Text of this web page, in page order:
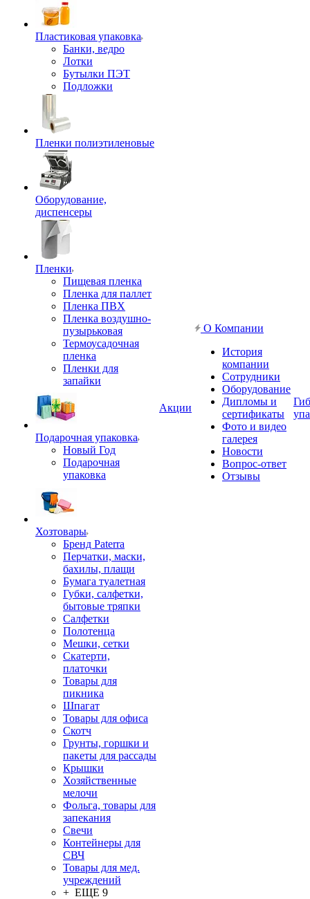
Пластиковая упаковка
Банки, ведро
Лотки
Бутылки ПЭТ
Подложки
Пленки полиэтиленовые
Оборудование,
диспенсеры
Пленки
Пищевая пленка
Пленка для паллет
Пленка ПВХ
Пленка воздушно-
пузырьковая
Термоусадочная
пленка
Пленки для
запайки
Подарочная упаковка
Новый Год
Подарочная
упаковка
Хозтовары
Бренд Paterra
Перчатки, маски,
бахилы, плащи
Бумага туалетная
Губки, салфетки,
бытовые тряпки
Салфетки
Полотенца
Мешки, сетки
Скатерти,
платочки
Товары для
пикника
Шпагат
Товары для офиса
Скотч
Грунты, горшки и
пакеты для рассады
Крышки
Хозяйственные
мелочи
Фольга, товары для
запекания
Свечи
Контейнеры для
СВЧ
Товары для мед.
учреждений
+ ЕЩЕ 9
Акции
О Компании
История
компании
Сотрудники
Оборудование
Дипломы и
сертификаты
Фото и видео
галерея
Новости
Вопрос-ответ
Отзывы